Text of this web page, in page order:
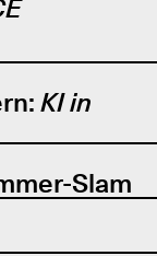
KI in
Slam